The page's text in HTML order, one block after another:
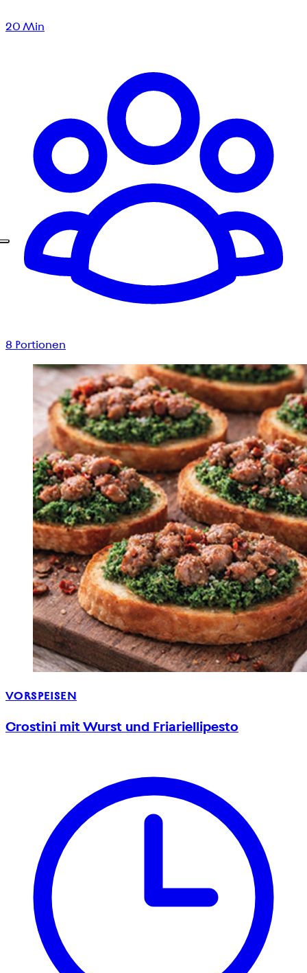
20 Min
8 Portionen
VORSPEISEN
Crostini mit Wurst und Friariellipesto